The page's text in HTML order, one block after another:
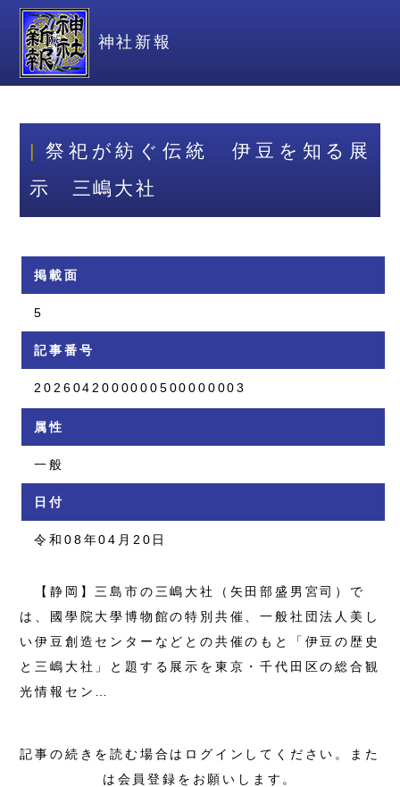
神社新報
祭祀が紡ぐ伝統 伊豆を知る展
示 三嶋大社
掲載面
5
記事番号
2026042000000500000003
属性
一般
日付
令和08年04月20日
【静岡】三島市の三嶋大社（矢田部盛男宮司）で
は、國學院大學博物館の特別共催、一般社団法人美し
い伊豆創造センターなどとの共催のもと「伊豆の歴史
と三嶋大社」と題する展示を東京・千代田区の総合観
光情報セン…
記事の続きを読む場合はログインしてください。また
は会員登録をお願いします。